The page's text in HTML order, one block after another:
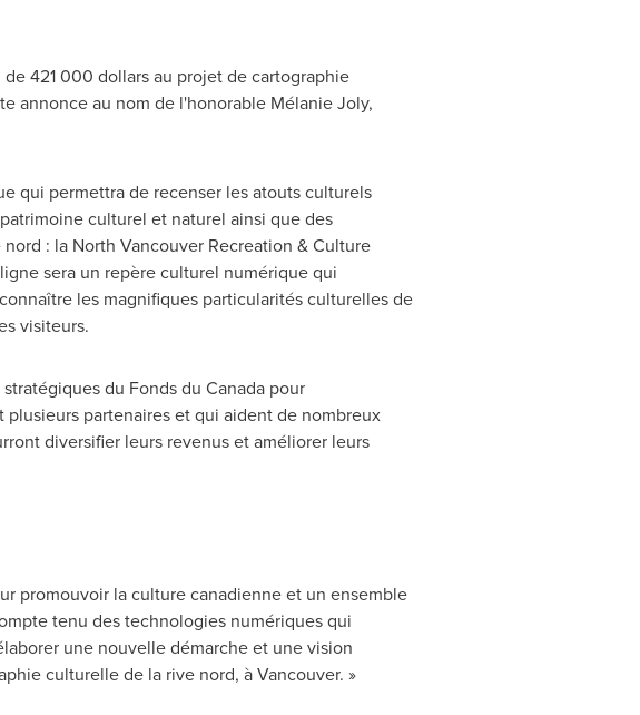
421 000 dollars au projet de cartographie
annonce au nom de l'honorable MélanieJoly,
qui permettra de recenser les atouts culturels
culturel et naturel ainsi que des
: la North Vancouver Recreation & Culture
sera un repère culturel numérique qui
les magnifiques particularités culturelles de
visiteurs.
du Fonds du Canadapour
partenaires et qui aident de nombreux
diversifier leurs revenus et améliorer leurs
promouvoir la culture canadienne et un ensemble
tenu des technologies numériques qui
une nouvelle démarche et une vision
culturelle de la rive nord, à Vancouver. »